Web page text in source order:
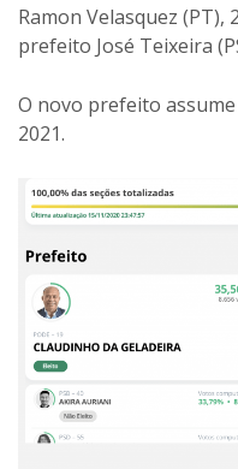
Ramon Velasquez (PT),
prefeito José Teixeira
O novo prefeito
2021.